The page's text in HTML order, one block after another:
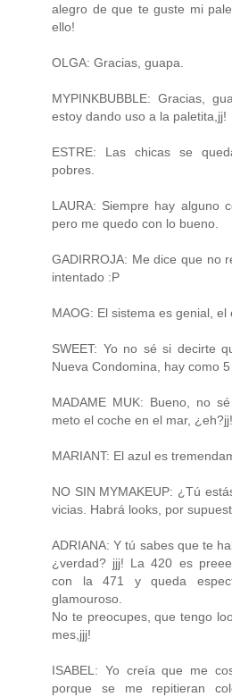
alegro de que te guste mi
ello!
OLGA: Gracias, guapa.
MYPINKBUBBLE: Gracias,
estoy dando uso a la paletita,jj!
ESTRE: Las chicas se
pobres.
LAURA: Siempre hay alguno
pero me quedo con lo bueno.
GADIRROJA: Me dice que no
intentado :P
MAOG: El sistema es genial,
SWEET: Yo no sé si decirte
Nueva Condomina, hay como
MADAME MUK: Bueno, no
meto el coche en el mar, ¿eh?jj!
MARIANT: El azul es
NO SIN MYMAKEUP: ¿Tú
vicias. Habrá looks, por
ADRIANA: Y tú sabes que te
¿verdad? jjj! La 420 es
con la 471 y queda
glamouroso.
No te preocupes, que tengo
mes,jjj!
ISABEL: Yo creía que me
porque se me repitieran